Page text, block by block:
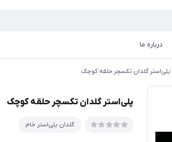
درباره ما
پلی‌استر گلدان تکسچر حلقه کوچک
پلی‌استر گلدان تکسچر حلقه کوچک
گلدان پلی‌استر خام